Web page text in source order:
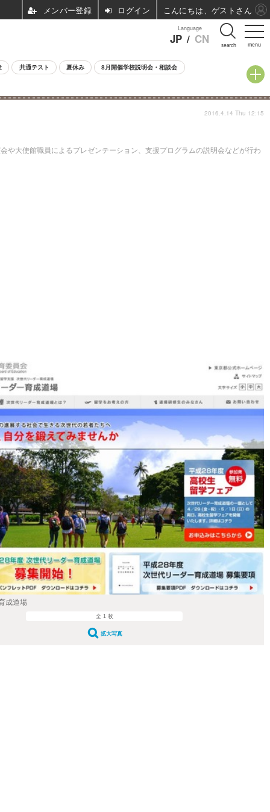
menu
Language
JP / CN search
共通テスト 夏休み 8月開催学校説明会・相談会
大使館職員によるプレゼンテーション、支援プログラムの説明会などが行わ
2016.4.14 Thu 12:15
成道場
全 1 枚
拡大写真
ログイン こんにちは、ゲストさん